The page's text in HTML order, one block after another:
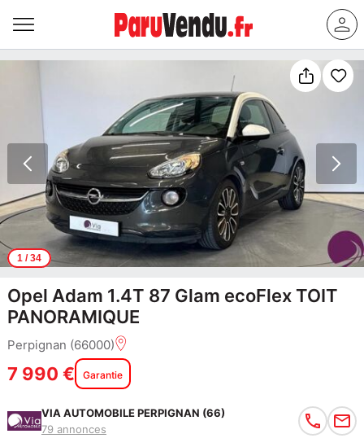
1/ 34
Opel Adam 1.4T 87 Glam ecoFlex TOIT
PANORAMIQUE
Perpignan (66000)
7 990 € Garantie
VIA AUTOMOBILE PERPIGNAN (66)
79 annonces